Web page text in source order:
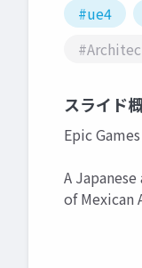
#ue4
スライド
Epic
A
of Mexican